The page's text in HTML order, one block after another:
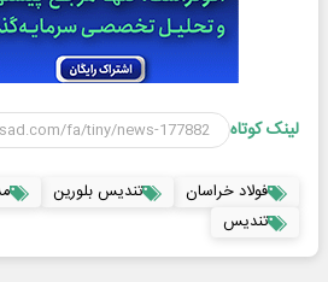
لینک کوتاه
فولاد خراسان تندیس بلورین
تندیس